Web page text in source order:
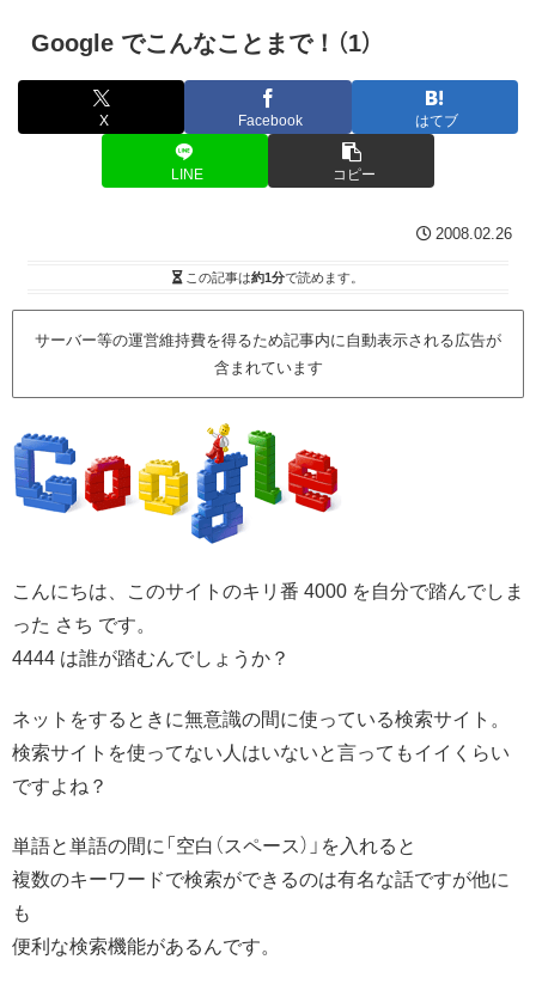
Google でこんなことまで！（1）
X Facebook はてブ
LINE コピー
2008.02.26
この記事は約1分で読めます。
サーバー等の運営維持費を得るため記事内に自動表示される広告が
含まれています
こんにちは、このサイトのキリ番 4000 を自分で踏んでしま
った さち です。
4444 は誰が踏むんでしょうか？
ネットをするときに無意識の間に使っている検索サイト。
検索サイトを使ってない人はいないと言ってもイイくらい
ですよね？
単語と単語の間に「空白（スペース）」を入れると
複数のキーワードで検索ができるのは有名な話ですが他に
も
便利な検索機能があるんです。